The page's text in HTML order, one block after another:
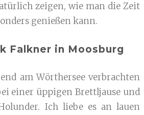
zeigen, wie man die Zeit
genießen kann.
Falkner in Moosburg
am Wörthersee verbrachten
einer üppigen Brettljause und
Ich liebe es an lauen